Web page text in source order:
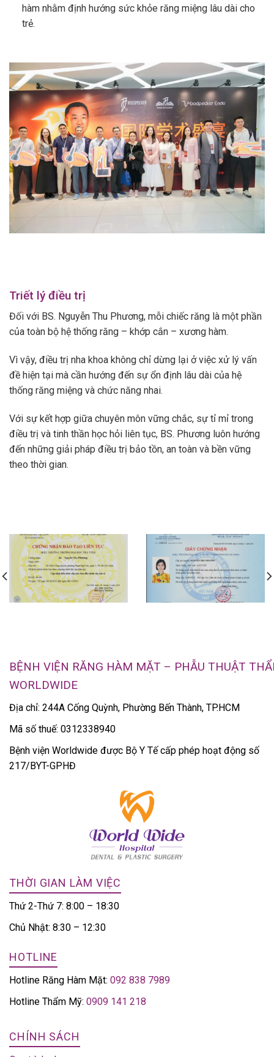
hàm nhằm định hướng sức khỏe răng miệng lâu dài cho
trẻ.
Triết lý điều trị
Đối với BS. Nguyễn Thu Phương, mỗi chiếc răng là một phần
của toàn bộ hệ thống răng – khớp cắn – xương hàm.
Vì vậy, điều trị nha khoa không chỉ dừng lại ở việc xử lý vấn
đề hiện tại mà cần hướng đến sự ổn định lâu dài của hệ
thống răng miệng và chức năng nhai.
Với sự kết hợp giữa chuyên môn vững chắc, sự tỉ mỉ trong
điều trị và tinh thần học hỏi liên tục, BS. Phương luôn hướng
đến những giải pháp điều trị bảo tồn, an toàn và bền vững
theo thời gian.
BỆNH VIỆN RĂNG HÀM MẶT – PHẪU THUẬT
WORLDWIDE
Địa chỉ: 244A Cống Quỳnh, Phường Bến Thành, TP.HCM
Mã số thuế: 0312338940
Bệnh viện Worldwide được Bộ Y Tế cấp phép hoạt động số
217/BYT-GPHĐ
THỜI GIAN LÀM VIỆC
Thứ 2-Thứ 7: 8:00 – 18:30
Chủ Nhật: 8:30 – 12:30
HOTLINE
Hotline Răng Hàm Mặt: 092 838 7989
Hotline Thẩm Mỹ: 0909 141 218
CHÍNH SÁCH